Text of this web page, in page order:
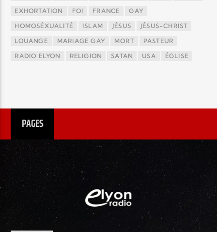
EXHORTATION FOI FRANCE GAY
HOMOSÉXUALITÉ ISLAM JÉSUS JÉSUS-CHRIST
LOUANGE MARIAGE GAY MORT PASTEUR
RADIO ELYON RELIGION SATAN USA ÉGLISE
PAGES